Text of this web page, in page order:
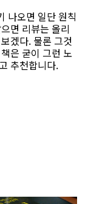
나오면 일단 원칙
면 리뷰는 올리
겠다. 물론 그것
은 굳이 그런 노
추천합니다.